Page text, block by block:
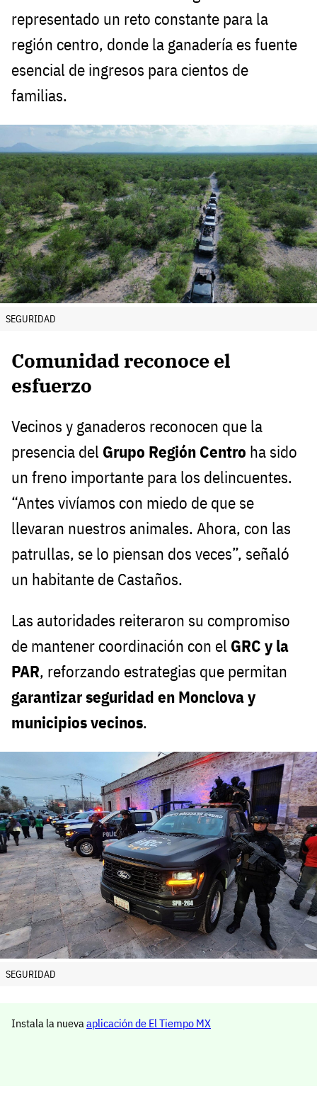
representado un reto constante para la
región centro, donde la ganadería es fuente
esencial de ingresos para cientos de
familias.
SEGURIDAD
Comunidad reconoce el
esfuerzo
Vecinos y ganaderos reconocen que la
presencia del Grupo Región Centro ha sido
un freno importante para los delincuentes.
“Antes vivíamos con miedo de que se
llevaran nuestros animales. Ahora, con las
patrullas, se lo piensan dos veces”, señaló
un habitante de Castaños.
Las autoridades reiteraron su compromiso
de mantener coordinación con el GRC y la
PAR, reforzando estrategias que permitan
garantizar seguridad en Monclova y
municipios vecinos.
SEGURIDAD
Instala la nueva aplicación de El Tiempo MX